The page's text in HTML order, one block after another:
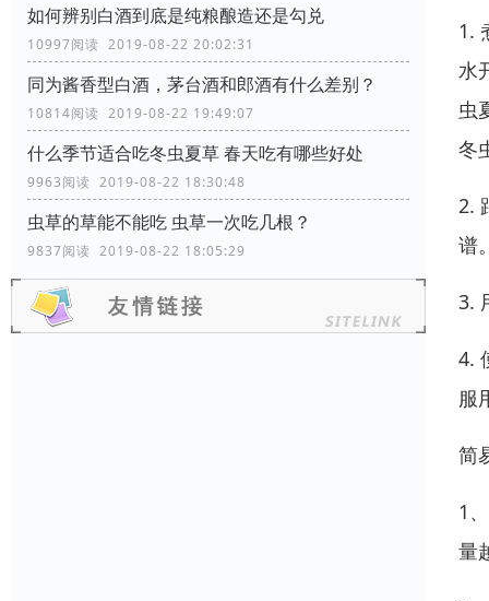
如何辨别白酒到底是纯粮酿造还是勾兑
10997阅读 2019-08-22 20:02:31
同为酱香型白酒，茅台酒和郎酒有什么差别？
10814阅读 2019-08-22 19:49:07
什么季节适合吃冬虫夏草 春天吃有哪些好处
9963阅读 2019-08-22 18:30:48
虫草的草能不能吃 虫草一次吃几根？
9837阅读 2019-08-22 18:05:29
1.
水
虫
冬
2.
谱
3.
4.
服
简
1
量